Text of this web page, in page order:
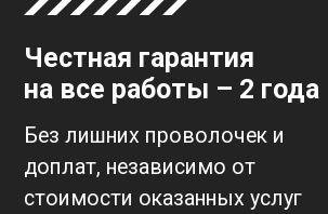
Честная гарантия
на все работы – 2 года
Без лишних проволочек и
доплат, независимо от
стоимости оказанных услуг